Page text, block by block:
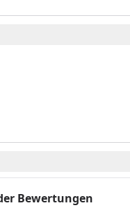
Bewertungen